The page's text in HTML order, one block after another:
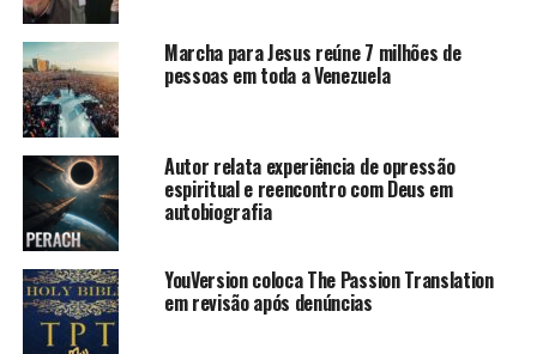
Marcha para Jesus reúne 7 milhões de
pessoas em toda a Venezuela
Autor relata experiência de opressão
espiritual e reencontro com Deus em
autobiografia
YouVersion coloca The Passion Translation
em revisão após denúncias